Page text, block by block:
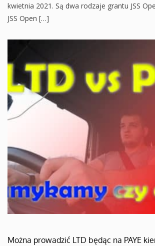
kwietnia 2021. Są dwa rodzaje grantu JSS
JSS Open […]
Można prowadzić LTD będąc na PAYE